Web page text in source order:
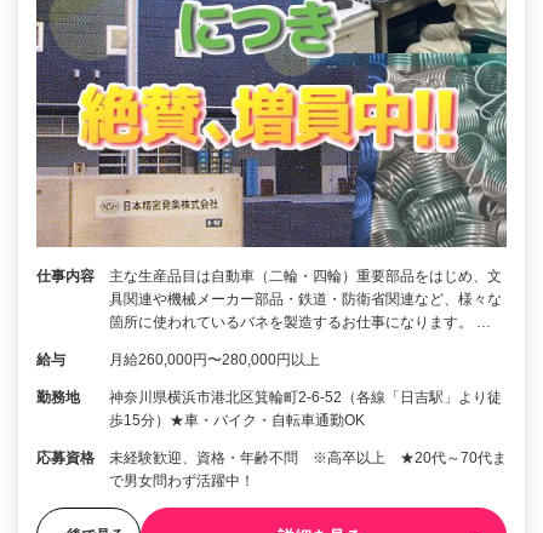
仕事内容
主な生産品目は自動車（二輪・四輪）重要部品をはじめ、文
具関連や機械メーカー部品・鉄道・防衛省関連など、様々な
箇所に使われているバネを製造するお仕事になります。 …
給与 月給260,000円〜280,000円以上
勤務地
神奈川県横浜市港北区箕輪町2-6-52（各線「日吉駅」より徒
歩15分）★車・バイク・自転車通勤OK
応募資格
未経験歓迎、資格・年齢不問 ※高卒以上 ★20代～70代ま
で男女問わず活躍中！